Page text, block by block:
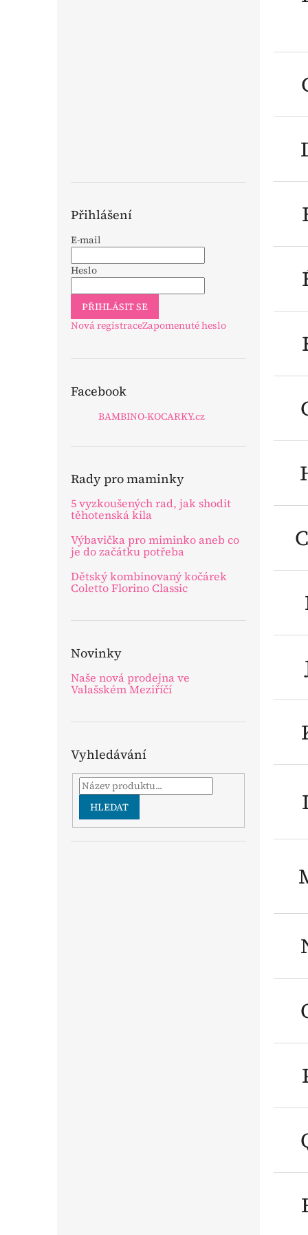
Přihlášení
E-mail
Heslo
PŘIHLÁSIT SE
Nová registraceZapomenuté heslo
Facebook
BAMBINO-KOCARKY.cz
Rady pro maminky
5 vyzkoušených rad, jak shodit
těhotenská kila
Výbavička pro miminko aneb co
je do začátku potřeba
Dětský kombinovaný kočárek
Coletto Florino Classic
Novinky
Naše nová prodejna ve
Valašském Meziříčí
Vyhledávání
HLEDAT